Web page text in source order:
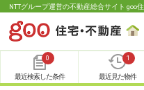
NTTグループ運営の不動産総合サイト goo
0
最近検索した条件
1
最近見た物件